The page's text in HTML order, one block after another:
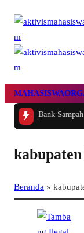
MAHASISWA
Bank Sampah
Beranda »